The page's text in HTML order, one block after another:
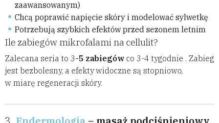
zaawansowanym)
Chcą poprawić napięcie skóry i modelować sylwetkę
Potrzebują szybkich efektów przed sezonem letnim
Ile zabiegów mikrofalami na cellulit?
Zalecana seria to 3-5 zabiegów co 3-4 tygodnie . Zabieg
jest bezbolesny, a efekty widoczne są stopniowo,
w miarę regeneracji skóry.